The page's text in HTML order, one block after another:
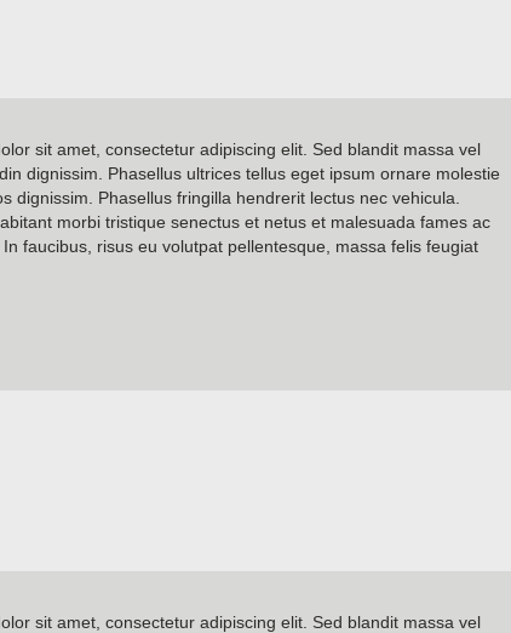
sit amet, consectetur adipiscing elit. Sed blandit massa vel
dignissim. Phasellus ultrices tellus eget ipsum ornare molestie
dignissim. Phasellus fringilla hendrerit lectus nec vehicula.
morbi tristique senectus et netus et malesuada fames ac
faucibus, risus eu volutpat pellentesque, massa felis feugiat
sit amet, consectetur adipiscing elit. Sed blandit massa vel